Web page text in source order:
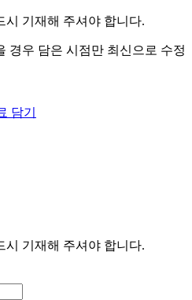
시 기재해 주셔야 합니다.
경우 담은 시점만 최신으로 수정
담기
시 기재해 주셔야 합니다.